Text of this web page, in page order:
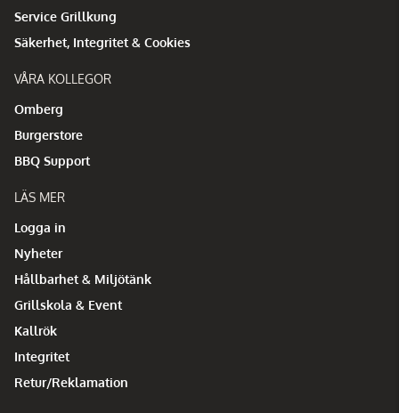
Service Grillkung
Säkerhet, Integritet & Cookies
VÅRA KOLLEGOR
Omberg
Burgerstore
BBQ Support
LÄS MER
Logga in
Nyheter
Hållbarhet & Miljötänk
Grillskola & Event
Kallrök
Integritet
Retur/Reklamation